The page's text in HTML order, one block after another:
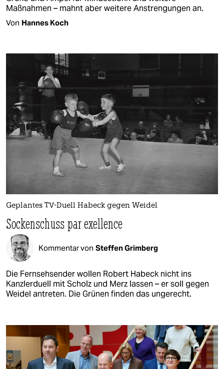
Maßnahmen – mahnt aber weitere Anstrengungen an.
Von Hannes Koch
Geplantes TV-Duell Habeck gegen Weidel
Sockenschuss par exellence
Kommentar von Steffen Grimberg
Die Fernsehsender wollen Robert Habeck nicht ins
Kanzlerduell mit Scholz und Merz lassen – er soll gegen
Weidel antreten. Die Grünen finden das ungerecht.